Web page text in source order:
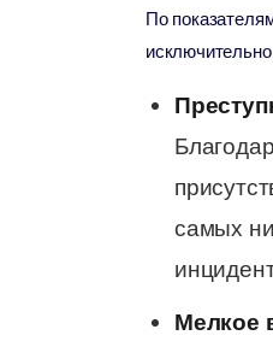
Atlantis Aquaventure
Attraction in Дубай,
Atlantis Aquaventure
Any 1 Park At Dubai
Attraction in Дубай,
По
самых
Мелкое